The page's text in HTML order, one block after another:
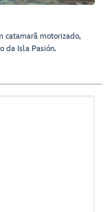
catamarã motorizado,
da Isla Pasión.